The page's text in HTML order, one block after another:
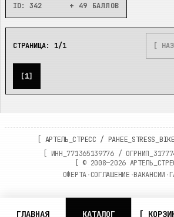
ID: 342 + 49 БАЛЛОВ
СТРАНИЦА: 1/1 [
[1]
АРТЕЛЬ_СТРЕСС /
[ ИНН_ 771365139776/ ОГРНИП_
[ © 2008—2026
ОФЕРТА·СОГЛАШЕНИЕ ·ВАКАНСИИ ·
ГЛАВНАЯ КАТАЛОГ [